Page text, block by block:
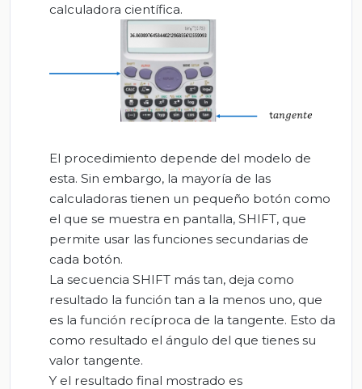
calculadora científica.
El procedimiento depende del modelo de
esta. Sin embargo, la mayoría de las
calculadoras tienen un pequeño botón como
el que se muestra en pantalla, SHIFT, que
permite usar las funciones secundarias de
cada botón.
La secuencia SHIFT más tan, deja como
resultado la función tan a la menos uno, que
es la función recíproca de la tangente. Esto da
como resultado el ángulo del que tienes su
valor tangente.
Y el resultado final mostrado es